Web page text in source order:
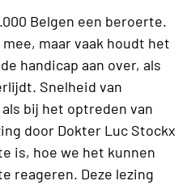
Belgen een beroerte.
maar vaak houdt het
handicap aan over, als
Snelheid van
bij het optreden van
door Dokter Luc Stockx
is, hoe we het kunnen
reageren. Deze lezing